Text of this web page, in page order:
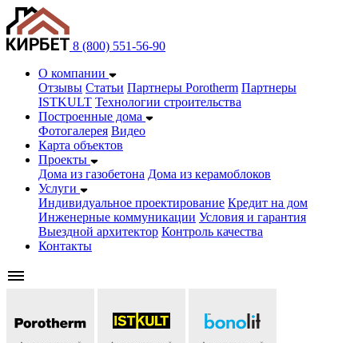
8 (800) 551-56-90
О компании
Отзывы Статьи Партнеры Porotherm Партнеры
ISTKULT Технологии строительства
Построенные дома
Фотогалерея Видео
Карта объектов
Проекты
Дома из газобетонa Дома из керамоблоков
Услуги
Индивидуальное проектирование Кредит на дом
Инженерные коммуникации Условия и гарантия
Выездной архитектор Контроль качества
Контакты